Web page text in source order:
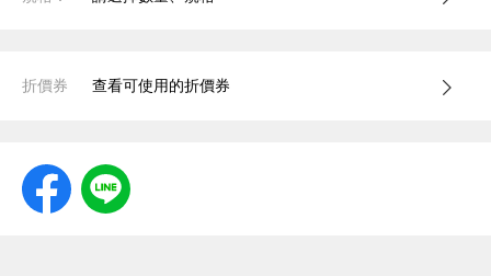
折價券 查看可使用的折價券